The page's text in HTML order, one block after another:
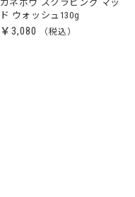
カネボウ スクラビング マッ
ド ウォッシュ130g
￥3,080